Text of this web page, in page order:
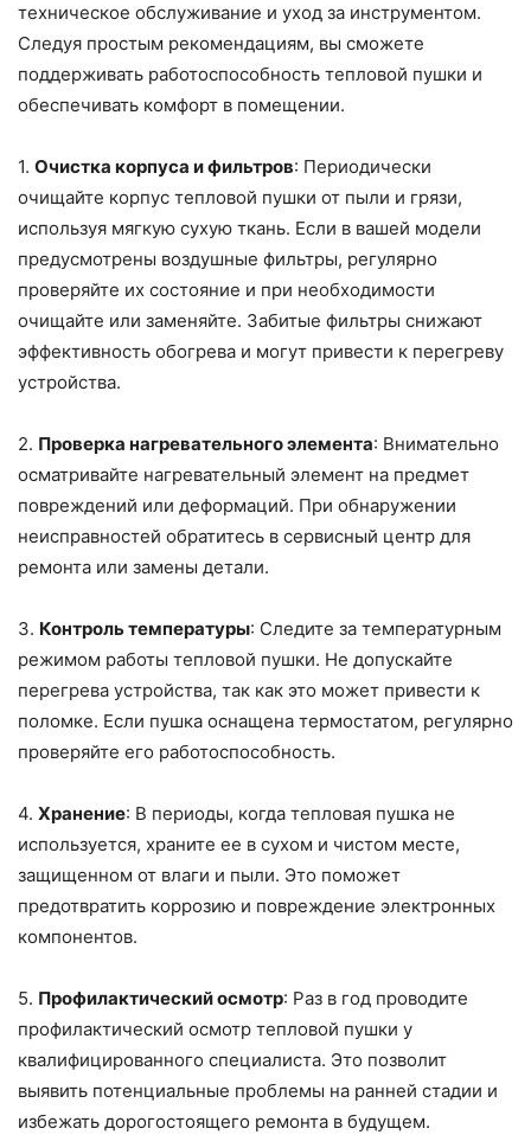
техническое обслуживание и уход за инструментом.
Следуя простым рекомендациям, вы сможете
поддерживать работоспособность тепловой пушки и
обеспечивать комфорт в помещении.
1. Очистка корпуса и фильтров: Периодически
очищайте корпус тепловой пушки от пыли и грязи,
используя мягкую сухую ткань. Если в вашей модели
предусмотрены воздушные фильтры, регулярно
проверяйте их состояние и при необходимости
очищайте или заменяйте. Забитые фильтры снижают
эффективность обогрева и могут привести к перегреву
устройства.
2. Проверка нагревательного элемента: Внимательно
осматривайте нагревательный элемент на предмет
повреждений или деформаций. При обнаружении
неисправностей обратитесь в сервисный центр для
ремонта или замены детали.
3. Контроль температуры: Следите за температурным
режимом работы тепловой пушки. Не допускайте
перегрева устройства, так как это может привести к
поломке. Если пушка оснащена термостатом, регулярно
проверяйте его работоспособность.
4. Хранение: В периоды, когда тепловая пушка не
используется, храните ее в сухом и чистом месте,
защищенном от влаги и пыли. Это поможет
предотвратить коррозию и повреждение электронных
компонентов.
5. Профилактический осмотр: Раз в год проводите
профилактический осмотр тепловой пушки у
квалифицированного специалиста. Это позволит
выявить потенциальные проблемы на ранней стадии и
избежать дорогостоящего ремонта в будущем.